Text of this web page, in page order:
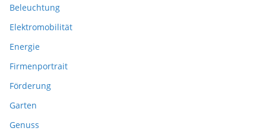
Beleuchtung
Elektromobilität
Energie
Firmenportrait
Förderung
Garten
Genuss